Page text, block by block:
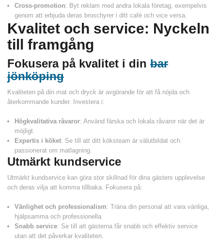
Cross-promotion: Byt reklam med andra lokala företag, exempelvis
genom att erbjuda deras broschyrer i ditt café och vice versa.
Kvalitet och service: Nyckeln
till framgång
Fokusera på kvalitet i din bar
jönköping
Kvaliteten på din mat och dryck är avgörande för att få nöjda och
återkommande kunder. Investera i:
Högkvalitativa råvaror: Använd färska och lokala råvaror när det är
möjligt.
Expertis i köket: Se till att ditt köksteam är välutbildat och
passionerat om matlagning.
Utmärkt kundservice
Utmärkt kundservice kan göra stor skillnad för dina gästers upplevelse
och deras vilja att komma tillbaka. Fokusera på:
Vänlighet och professionalism: Träna din personal att vara vänliga,
hjälpsamma och professionella.
Snabb service: Se till att gästerna får snabb och effektiv service
utan att det påverkar kvaliteten.